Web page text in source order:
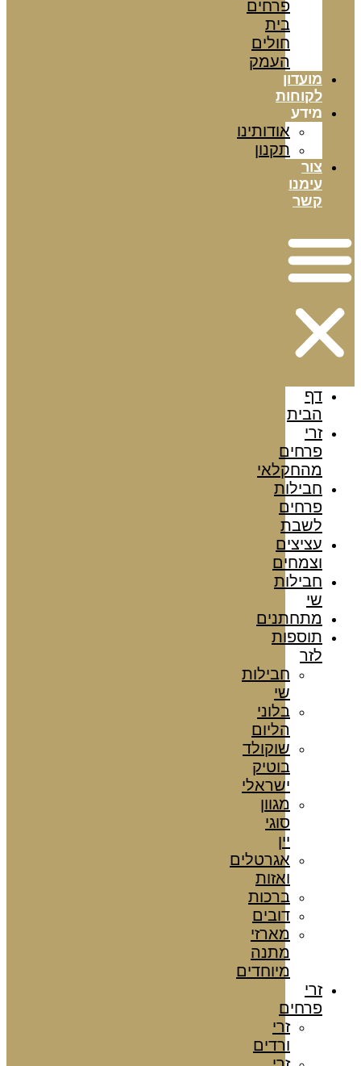
פרחים
בית
חולים
העמק
מועדון
לקוחות
מידע
אודותינו
תקנון
צור
עימנו
קשר
דף
הבית
זרי
פרחים
מהחקלאי
חבילות
פרחים
לשבת
עציצים
וצמחים
חבילות
שי
מתחתנים
תוספות
לזר
חבילות
שי
בלוני
הליום
שוקולד
בוטיק
ישראלי
מגוון
סוגי
יין
אגרטלים
ואזות
ברכות
דובים
מארזי
מתנה
מיוחדים
זרי
פרחים
זרי
ורדים